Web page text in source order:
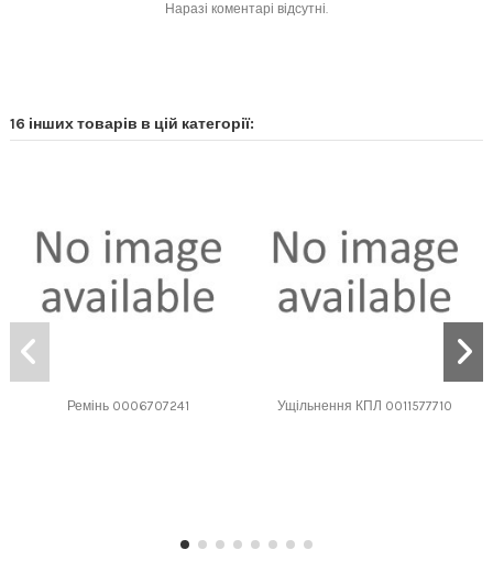
Наразі коментарі відсутні.
16 інших товарів в цій категорії:
Ремінь 0006707241 Ущільнення КПЛ 0011577710